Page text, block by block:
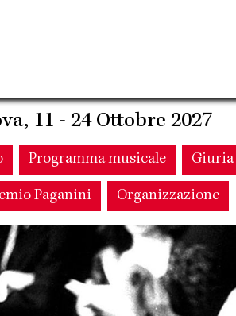
11 - 24 Ottobre 2027
Programma musicale Giuria
Paganini Organizzazione